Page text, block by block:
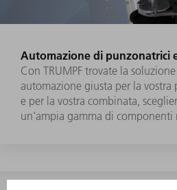
Automazione di punzonatrici
Con TRUMPF trovate la
automazione giusta per la vostra
e per la vostra combinata,
un'ampia gamma di componenti